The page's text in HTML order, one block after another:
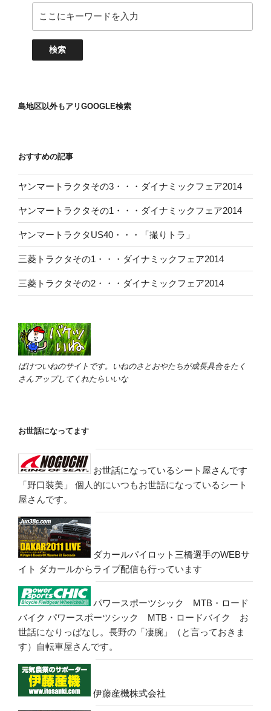
島地区以外もアリGOOGLE検索
おすすめの記事
ヤンマートラクタその3・・・ダイナミックフェア2014
ヤンマートラクタその1・・・ダイナミックフェア2014
ヤンマートラクタUS40・・・「撮りトラ」
三菱トラクタその1・・・ダイナミックフェア2014
三菱トラクタその2・・・ダイナミックフェア2014
ばけついねのサイトです。いねのさとおやたちが成長具合をたく
さんアップしてくれたらいいな
お世話になってます
お世話になっているシート屋さんです
「野口装美」
個人的にいつもお世話になっているシート
屋さんです。
ダカールパイロット三橋選手のWEBサ
イト ダカールからライブ配信も行っています
パワースポーツシック MTB・ロード
バイク パワースポーツシック MTB・ロードバイク お
世話になりっぱなし。長野の「凄腕」（と言っておきま
す）自転車屋さんです。
伊藤産機株式会社